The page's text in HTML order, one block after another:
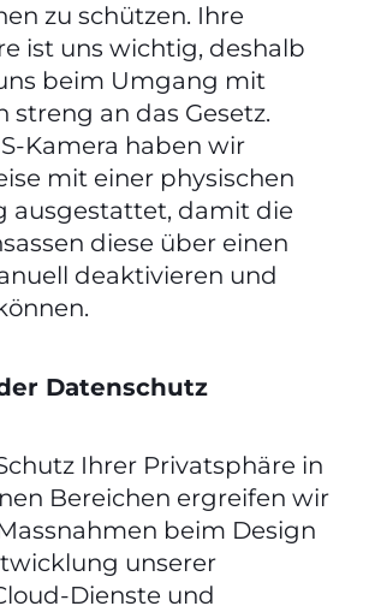
zu schützen. Ihre
ist uns wichtig, deshalb
beim Umgang mit
streng an das Gesetz.
Kamera haben wir
mit einer physischen
ausgestattet, damit die
diese über einen
deaktivieren und
Datenschutz
Ihrer Privatsphäre in
Bereichen ergreifen wir
beim Design
unserer
Dienste und